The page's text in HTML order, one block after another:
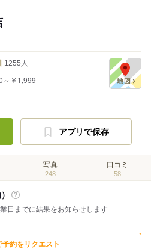
1255 人
～￥1,999
アプリで保存
写真
248
口コミ
58
日までに結果をお知らせします
予約をリクエスト